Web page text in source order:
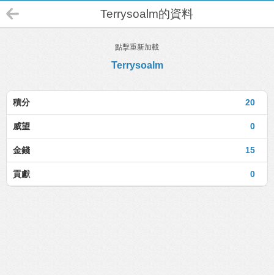
Terrysoalm的資料
點擊重新加載
Terrysoalm
20
積分
0
威望
15
金錢
0
貢獻